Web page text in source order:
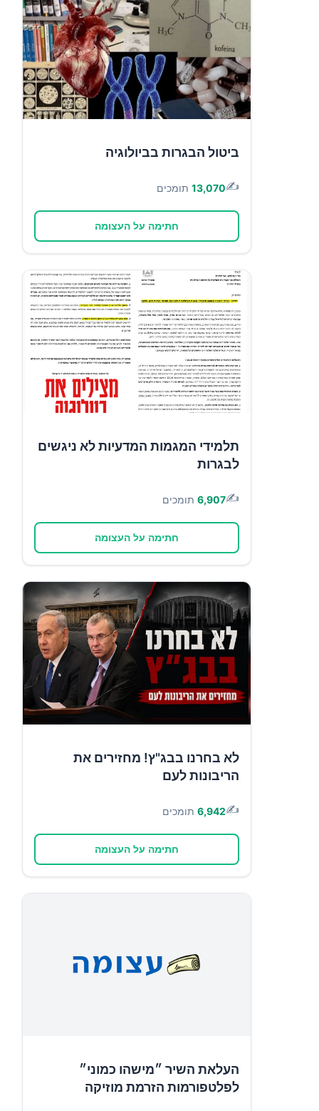
ביטול הבגרות בביולוגיה
✍️
13,070 תומכים
חתימה על העצומה
תלמידי המגמות המדעיות לא ניגשים
לבגרות
✍️
6,907 תומכים
חתימה על העצומה
לא בחרנו בבג"ץ! מחזירים את
הריבונות לעם
✍️
6,942 תומכים
חתימה על העצומה
העלאת השיר ״מישהו כמוני״
לפלטפורמות הזרמת מוזיקה